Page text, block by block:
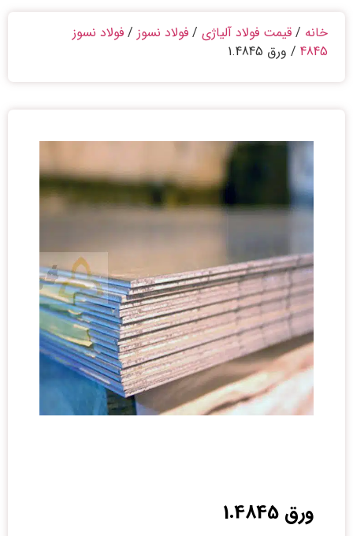
خانه / قیمت فولاد آلیاژی / فولاد نسوز / فولاد نسوز
4845 / ورق 1.4845
ورق 1.4845